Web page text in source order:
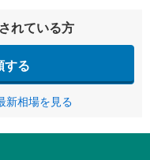
れている方
する
新相場を見る